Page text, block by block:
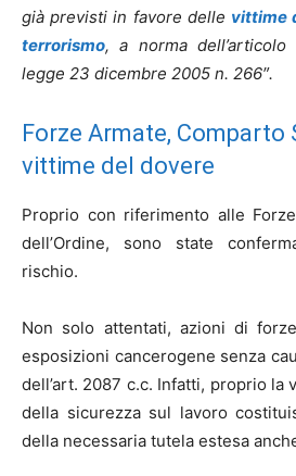
già previsti in favore delle vittime
terrorismo, a norma
legge 23 dicembre 2005 n. 266″.
Forze Armate, Comparto
vittime del dovere
Proprio con riferimento alle
dell’Ordine, sono state
rischio.
Non solo attentati, azioni di
esposizioni cancerogene senza
dell’art. 2087 c.c. Infatti, proprio la
della sicurezza sul lavoro
della necessaria tutela estesa